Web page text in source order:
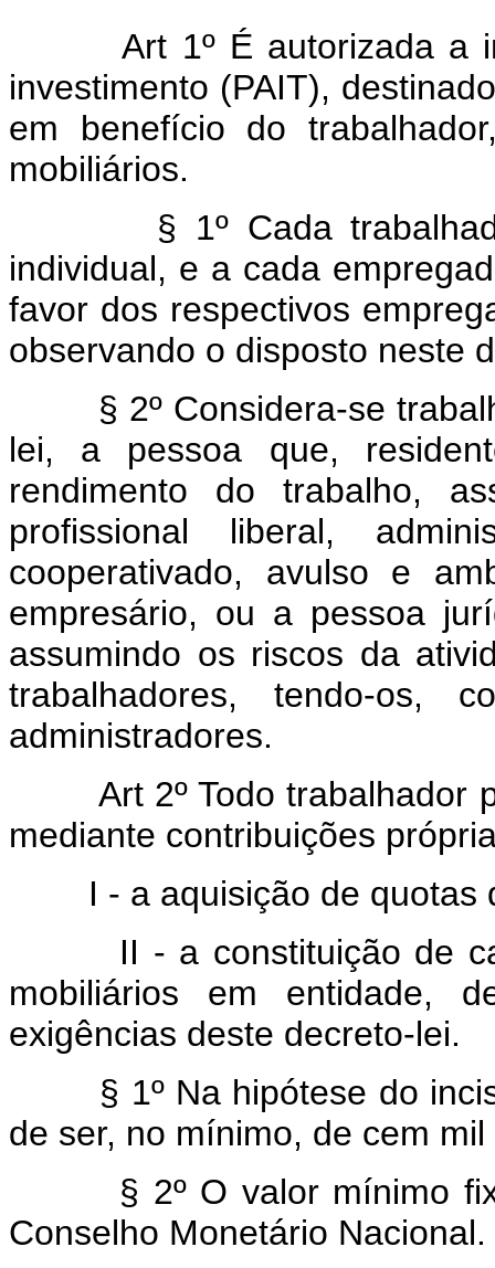
Art 1º É autorizada a
investimento (PAIT),
em benefício do
mobiliários.
§ 1º Cada trabalhador
individual, e a cada
favor dos respectivos
observando o disposto neste
§ 2º Considera-se
lei, a pessoa que,
rendimento do trabalho,
profissional liberal,
cooperativado, avulso e
empresário, ou a pessoa
assumindo os riscos da
trabalhadores, tendo-os,
administradores.
Art 2º Todo trabalhador
mediante contribuições
I - a aquisição de quotas
II - a constituição de
mobiliários em entidade,
exigências deste decreto-lei.
§ 1º Na hipótese do
de ser, no mínimo, de cem
§ 2º O valor mínimo
Conselho Monetário Nacional.